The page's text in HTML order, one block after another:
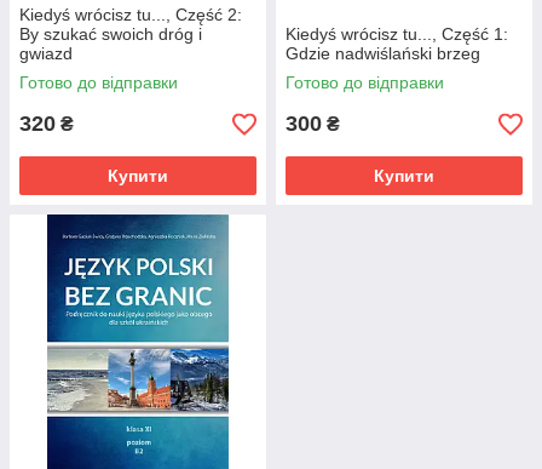
Kiedyś wrócisz tu..., Część 2:
By szukać swoich dróg i
gwiazd
Готово до відправки
320 ₴
Купити
Kiedyś wrócisz tu..., Część 1:
Gdzie nadwiślański brzeg
Готово до відправки
300 ₴
Купити